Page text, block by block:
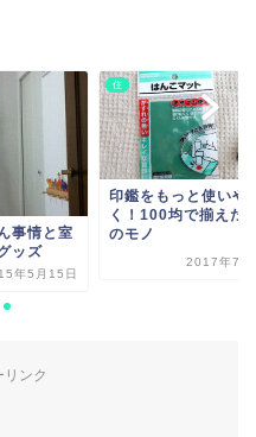
事情と室
ッズ
年5月15日
住
印鑑をもっと使いや
く！100均で揃えた
のモノ
2017年7月
リンク